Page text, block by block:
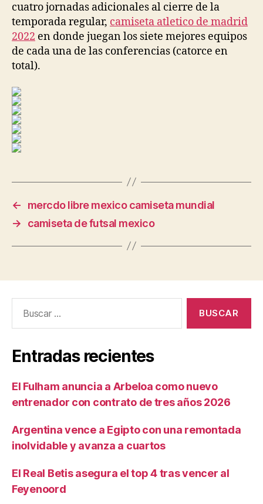
cuatro jornadas adicionales al cierre de la
temporada regular, camiseta atletico de madrid
2022 en donde juegan los siete mejores equipos
de cada una de las conferencias (catorce en
total).
←
mercdo libre mexico camiseta mundial
→
camiseta de futsal mexico
Entradas recientes
El Fulham anuncia a Arbeloa como nuevo
entrenador con contrato de tres años 2026
Argentina vence a Egipto con una remontada
inolvidable y avanza a cuartos
El Real Betis asegura el top 4 tras vencer al
Feyenoord